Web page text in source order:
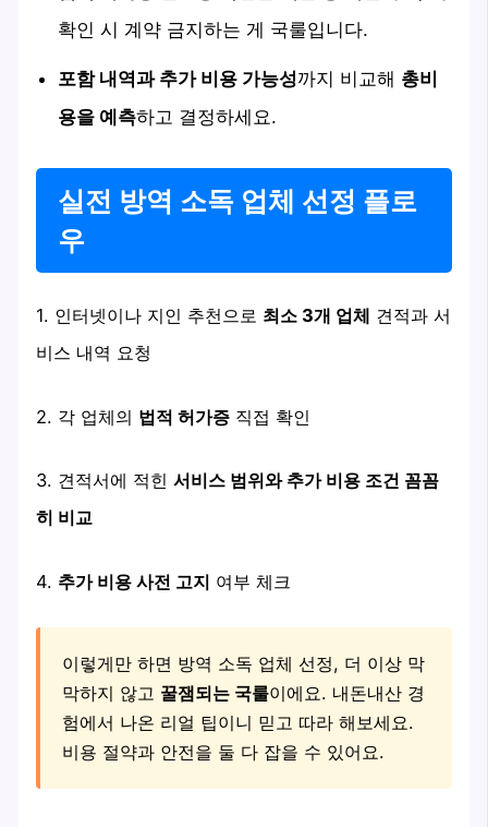
확인 시 계약 금지하는 게 국룰입니다.
포함 내역과 추가 비용 가능성까지 비교해 총비
용을 예측하고 결정하세요.
실전 방역 소독 업체 선정 플로
우
1. 인터넷이나 지인 추천으로 최소 3개 업체 견적과 서
비스 내역 요청
2. 각 업체의 법적 허가증 직접 확인
3. 견적서에 적힌서비스 범위와 추가 비용 조건 꼼꼼
히 비교
4. 추가 비용 사전 고지 여부 체크
이렇게만 하면 방역 소독 업체 선정, 더 이상 막
막하지 않고 꿀잼되는 국룰이에요. 내돈내산 경
험에서 나온 리얼 팁이니 믿고 따라 해보세요.
비용 절약과 안전을 둘 다 잡을 수 있어요.